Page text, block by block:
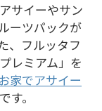
サイーやサン
ーツパックが
、フルッタフ
レミアム」を
お家でアサイー
す。